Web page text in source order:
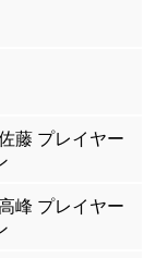
藤 プレイヤー
峰 プレイヤー